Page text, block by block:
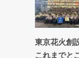
東京花火創
これまでと